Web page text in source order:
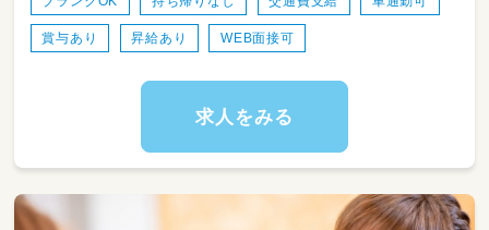
賞与あり 昇給あり WEB面接可
求人をみる